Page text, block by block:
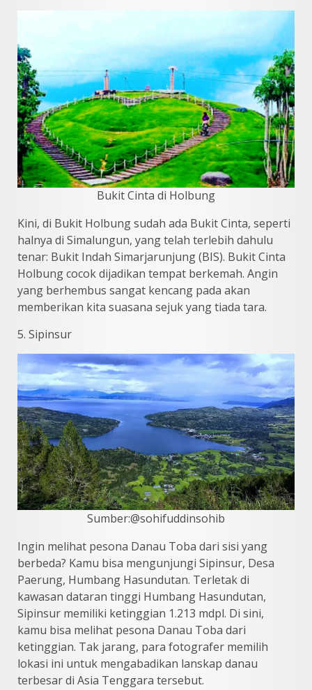
Bukit Cinta di Holbung
Kini, di Bukit Holbung sudah ada Bukit Cinta, seperti
halnya di Simalungun, yang telah terlebih dahulu
tenar: Bukit Indah Simarjarunjung (BIS). Bukit Cinta
Holbung cocok dijadikan tempat berkemah. Angin
yang berhembus sangat kencang pada akan
memberikan kita suasana sejuk yang tiada tara.
5. Sipinsur
Sumber:@sohifuddinsohib
Ingin melihat pesona Danau Toba dari sisi yang
berbeda? Kamu bisa mengunjungi Sipinsur, Desa
Paerung, Humbang Hasundutan. Terletak di
kawasan dataran tinggi Humbang Hasundutan,
Sipinsur memiliki ketinggian 1.213 mdpl. Di sini,
kamu bisa melihat pesona Danau Toba dari
ketinggian. Tak jarang, para fotografer memilih
lokasi ini untuk mengabadikan lanskap danau
terbesar di Asia Tenggara tersebut.